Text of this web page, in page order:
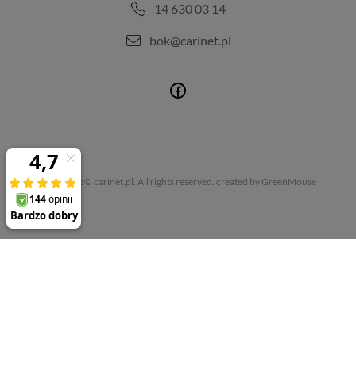
14 630 03 14
bok@carinet.pl
Copyright © carinet.pl. All rights reserved. created by GreenMouse